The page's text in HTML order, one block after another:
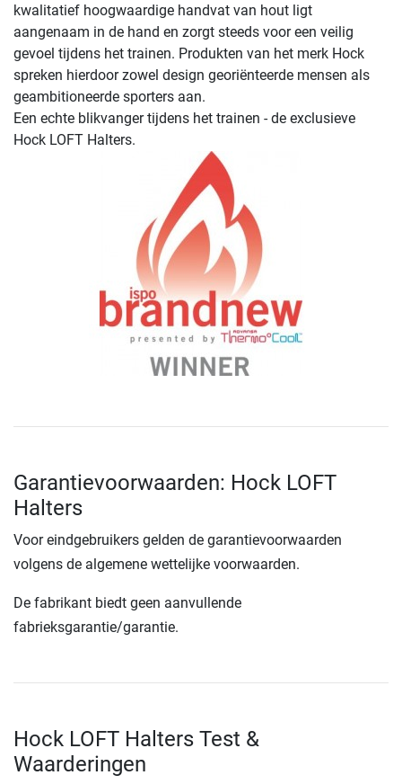
kwalitatief hoogwaardige handvat van hout ligt
aangenaam in de hand en zorgt steeds voor een veilig
gevoel tijdens het trainen. Produkten van het merk Hock
spreken hierdoor zowel design georiënteerde mensen als
geambitioneerde sporters aan.
Een echte blikvanger tijdens het trainen - de exclusieve
Hock LOFT Halters.
Garantievoorwaarden: Hock LOFT
Halters
Voor eindgebruikers gelden de garantievoorwaarden
volgens de algemene wettelijke voorwaarden.
De fabrikant biedt geen aanvullende
fabrieksgarantie/garantie.
Hock LOFT Halters Test &
Waarderingen